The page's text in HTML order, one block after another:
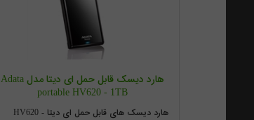
هارد دیسک قابل حمل ای دیتا مدل Adata
portable HV620 - 1TB
هارد دیسک های قابل حمل ای دیتا HV620 -